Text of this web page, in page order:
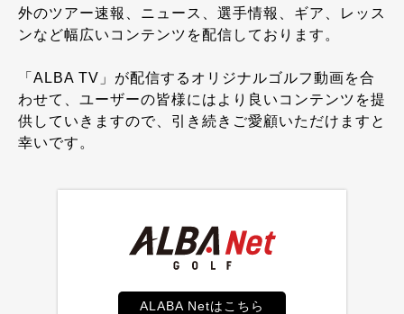
外のツアー速報、ニュース、選手情報、ギア、レッス
ンなど幅広いコンテンツを配信しております。
「ALBA TV」が配信するオリジナルゴルフ動画を合
わせて、ユーザーの皆様にはより良いコンテンツを提
供していきますので、引き続きご愛顧いただけますと
幸いです。
ALABA Netはこちら